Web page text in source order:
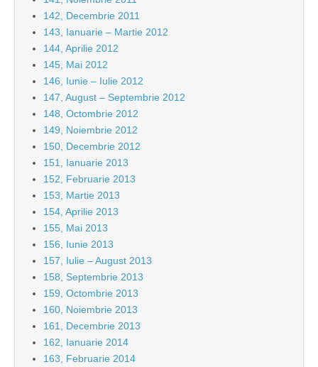
142, Decembrie 2011
143, Ianuarie – Martie 2012
144, Aprilie 2012
145, Mai 2012
146, Iunie – Iulie 2012
147, August – Septembrie 2012
148, Octombrie 2012
149, Noiembrie 2012
150, Decembrie 2012
151, Ianuarie 2013
152, Februarie 2013
153, Martie 2013
154, Aprilie 2013
155, Mai 2013
156, Iunie 2013
157, Iulie – August 2013
158, Septembrie 2013
159, Octombrie 2013
160, Noiembrie 2013
161, Decembrie 2013
162, Ianuarie 2014
163, Februarie 2014